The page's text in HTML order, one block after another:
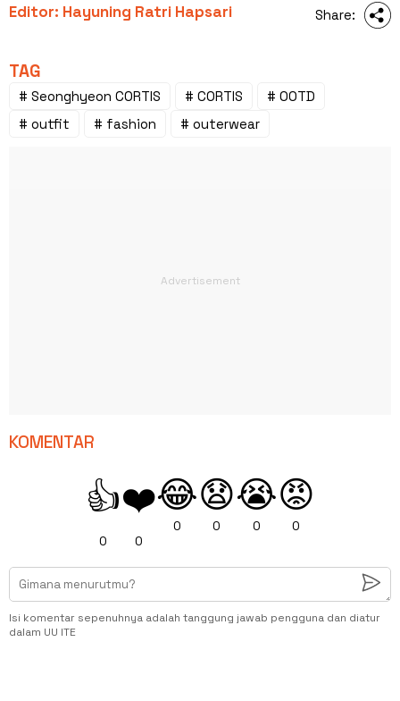
Editor: Hayuning Ratri Hapsari Share:
TAG
# Seonghyeon CORTIS # CORTIS
# OOTD
# outfit
# fashion # outerwear
KOMENTAR
👍
0
❤️
0
😂
0
😧
0
😭
0
😡
0
Isi komentar sepenuhnya adalah tanggung jawab pengguna dan diatur
dalam UU ITE